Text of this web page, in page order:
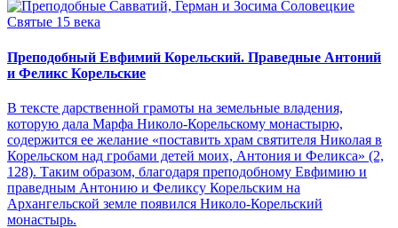
Святые 15 века
Преподобный Евфимий Корельский. Праведные Антоний
и Феликс Корельские
В тексте дарственной грамоты на земельные владения,
которую дала Марфа Николо-Корельскому монастырю,
содержится ее желание «поставить храм святителя Николая в
Корельском над гробами детей моих, Антония и Феликса» (2,
128). Таким образом, благодаря преподобному Евфимию и
праведным Антонию и Феликсу Корельским на
Архангельской земле появился Николо-Корельский
монастырь.